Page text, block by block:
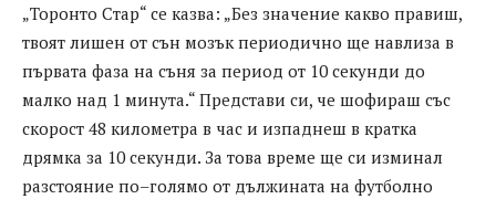
„Торонто Стар“ се казва: „Без значение какво правиш,
твоят лишен от сън мозък периодично ще навлиза в
първата фаза на съня за период от 10 секунди до
малко над 1 минута.“ Представи си, че шофираш със
скорост 48 километра в час и изпаднеш в кратка
дрямка за 10 секунди. За това време ще си изминал
разстояние по–голямо от дължината на футболно